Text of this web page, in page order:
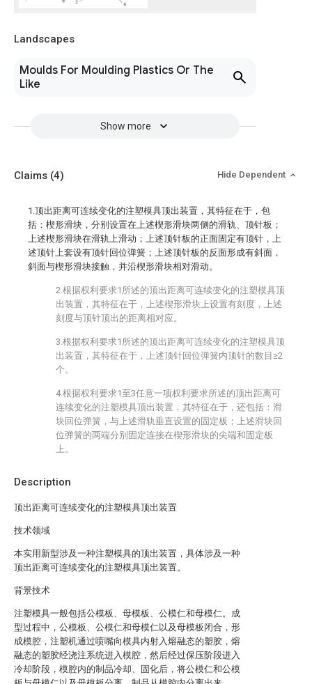
Landscapes
Moulds For Moulding Plastics Or The
Like
Show more
Description
顶出距离可连续变化的注塑模具顶出装置
技术领域
本实用新型涉及一种注塑模具的顶出装置，具体涉及一种
顶出距离可连续变化的注塑模具顶出装置。
背景技术
注塑模具一般包括公模板、母模板、公模仁和母模仁。成
型过程中，公模板、公模仁和母模仁以及母模板闭合，形
成模腔，注塑机通过喷嘴向模具内射入熔融态的塑胶，熔
融态的塑胶经浇注系统进入模腔，然后经过保压阶段进入
冷却阶段，模腔内的制品冷却、固化后，将公模仁和公模
Claims (4) Hide Dependent
1.顶出距离可连续变化的注塑模具顶出装置，其特征在于，包
括：楔形滑块，分别设置在上述楔形滑块两侧的滑轨、顶针板；
上述楔形滑块在滑轨上滑动；上述顶针板的正面固定有顶针，上
述顶针上套设有顶针回位弹簧；上述顶针板的反面形成有斜面，
斜面与楔形滑块接触，并沿楔形滑块相对滑动。
2.根据权利要求1所述的顶出距离可连续变化的注塑模具顶
出装置，其特征在于，上述楔形滑块上设置有刻度，上述
刻度与顶针顶出的距离相对应。
3.根据权利要求1所述的顶出距离可连续变化的注塑模具顶
出装置，其特征在于，上述顶针回位弹簧内顶针的数目≥2
个。
4.根据权利要求1至3任意一项权利要求所述的顶出距离可
连续变化的注塑模具顶出装置，其特征在于，还包括：滑
块回位弹簧，与上述滑轨垂直设置的固定板；上述滑块回
位弹簧的两端分别固定连接在楔形滑块的尖端和固定板
上。